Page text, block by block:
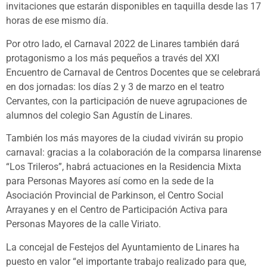
invitaciones que estarán disponibles en taquilla desde las 17
horas de ese mismo día.
Por otro lado, el Carnaval 2022 de Linares también dará
protagonismo a los más pequeños a través del XXI
Encuentro de Carnaval de Centros Docentes que se celebrará
en dos jornadas: los días 2 y 3 de marzo en el teatro
Cervantes, con la participación de nueve agrupaciones de
alumnos del colegio San Agustín de Linares.
También los más mayores de la ciudad vivirán su propio
carnaval: gracias a la colaboración de la comparsa linarense
“Los Trileros”, habrá actuaciones en la Residencia Mixta
para Personas Mayores así como en la sede de la
Asociación Provincial de Parkinson, el Centro Social
Arrayanes y en el Centro de Participación Activa para
Personas Mayores de la calle Viriato.
La concejal de Festejos del Ayuntamiento de Linares ha
puesto en valor “el importante trabajo realizado para que,